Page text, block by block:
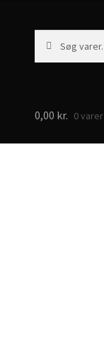
efter:
0,00 kr. 0 varer